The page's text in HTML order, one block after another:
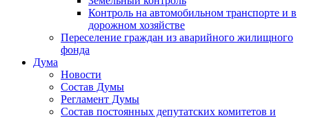
Контроль на автомобильном транспорте и в
дорожном хозяйстве
Переселение граждан из аварийного жилищного
фонда
Дума
Новости
Состав Думы
Регламент Думы
Состав постоянных депутатских комитетов и